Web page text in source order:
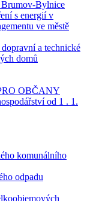
Bylnice
s energií v
ve městě
a technické
domů
OBČANY
od 1 . 1.
komunálního
odpadu